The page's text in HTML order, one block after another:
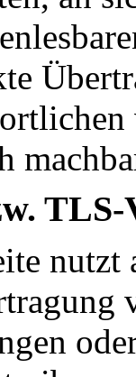
TLS-
nutzt